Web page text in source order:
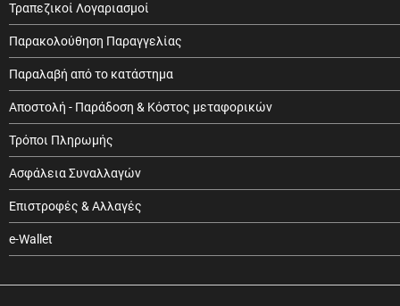
Τραπεζικοί Λογαριασμοί
Παρακολούθηση Παραγγελίας
Παραλαβή από το κατάστημα
Αποστολή - Παράδοση & Κόστος μεταφορικών
Τρόποι Πληρωμής
Ασφάλεια Συναλλαγών
Επιστροφές & Αλλαγές
e-Wallet